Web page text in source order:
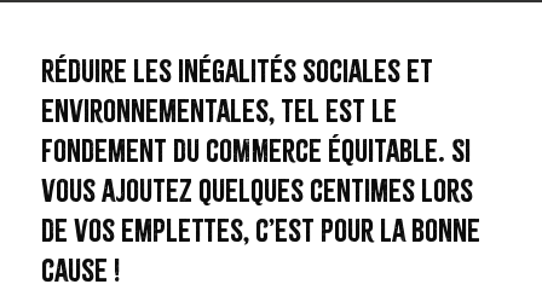
Réduire les inégalités sociales et
environnementales, tel est le
fondement du commerce équitable. Si
vous ajoutez quelques centimes lors
de vos emplettes, c’est pour la bonne
cause !